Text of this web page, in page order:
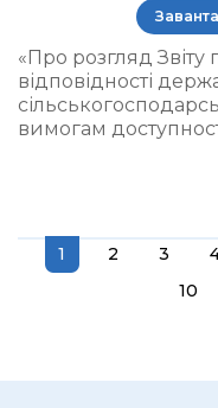
«Про розгляд Звіту
відповідності
вимогам
1 2 3
10